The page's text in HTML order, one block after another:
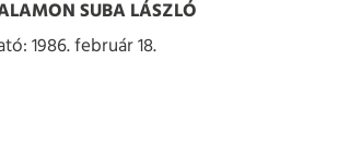
SUBA LÁSZLÓ
1986. február 18.